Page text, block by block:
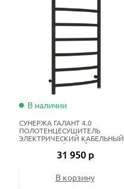
В наличии
СУНЕРЖА ГАЛАНТ 4.0
ПОЛОТЕНЦЕСУШИТЕЛЬ
ЭЛЕКТРИЧЕСКИЙ КАБЕЛЬНЫЙ
100Х50 СМ ТЁМНЫЙ ТИТАН
31 950 р
В корзину